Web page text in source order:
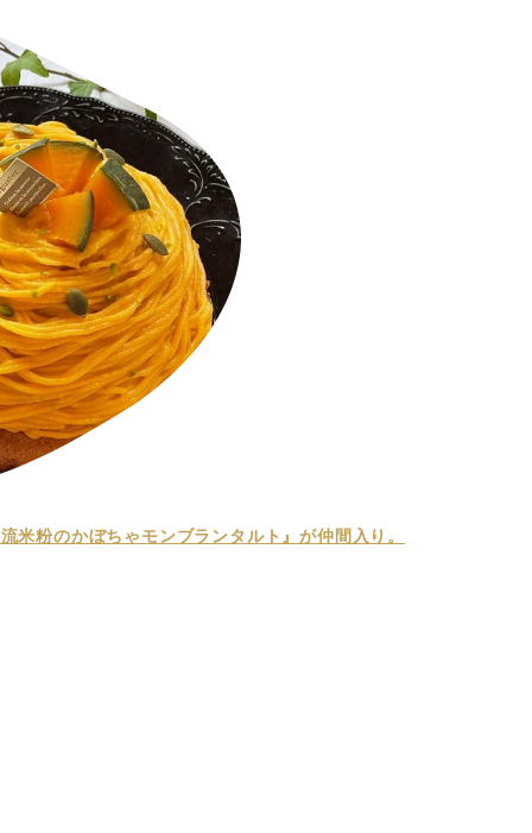
米粉のかぼちゃモンブランタルト』が仲間入り。